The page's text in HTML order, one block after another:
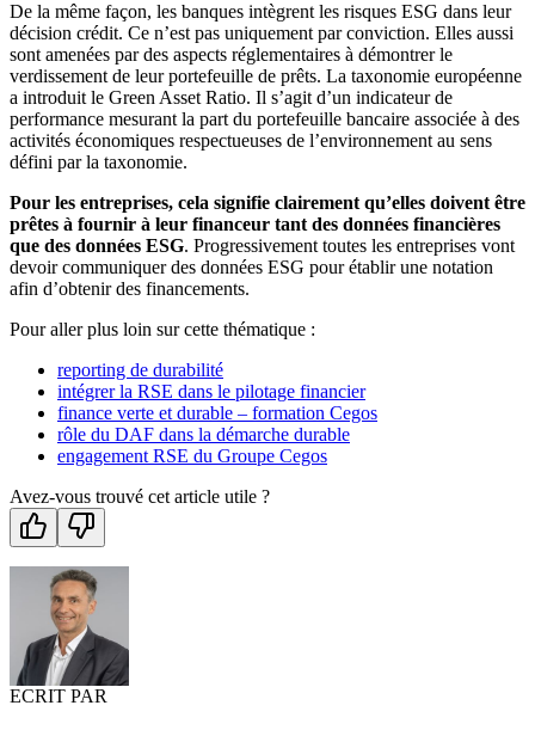
De la même façon, les banques intègrent les risques ESG dans leur
décision crédit. Ce n’est pas uniquement par conviction. Elles aussi
sont amenées par des aspects réglementaires à démontrer le
verdissement de leur portefeuille de prêts. La taxonomie européenne
a introduit le Green Asset Ratio. Il s’agit d’un indicateur de
performance mesurant la part du portefeuille bancaire associée à des
activités économiques respectueuses de l’environnement au sens
défini par la taxonomie.
Pour les entreprises, cela signifie clairement qu’elles doivent être
prêtes à fournir à leur financeur tant des données financières
que des données ESG. Progressivement toutes les entreprises vont
devoir communiquer des données ESG pour établir une notation
afin d’obtenir des financements.
Pour aller plus loin sur cette thématique :
reporting de durabilité
intégrer la RSE dans le pilotage financier
finance verte et durable – formation Cegos
rôle du DAF dans la démarche durable
engagement RSE du Groupe Cegos
Avez-vous trouvé cet article utile ?
ECRIT PAR